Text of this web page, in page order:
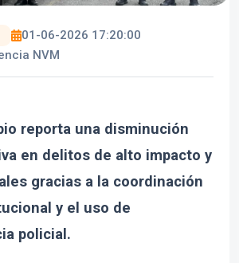
01-06-2026 17:20:00
NVM
reporta una disminución
en delitos de alto impacto y
gracias a la coordinación
y el uso de
policial.